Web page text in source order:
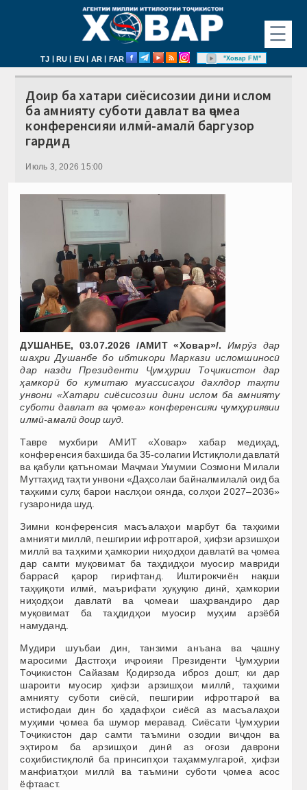
☰
TJ | RU | EN | AR | FAR "Ховар FM"
Доир ба хатари сиёсисозии дини ислом
ба амнияту суботи давлат ва ҷомеа
конференсияи илмӣ-амалӣ баргузор
гардид
Июль 3, 2026 15:00
ДУШАНБЕ, 03.07.2026 /АМИТ «Ховар»/.
Имрӯз дар
шаҳри Душанбе бо ибтикори Маркази исломшиносӣ
дар назди Президенти Ҷумҳурии Тоҷикистон дар
ҳамкорӣ бо кумитаю муассисаҳои дахлдор таҳти
унвони «Хатари сиёсисозии дини ислом ба амнияту
суботи давлат ва ҷомеа» конференсияи ҷумҳуриявии
илмӣ-амалӣ доир шуд.
Тавре мухбири АМИТ «Ховар» хабар медиҳад,
конференсия бахшида ба 35-солагии Истиқлоли давлатӣ
ва қабули қатъномаи Маҷмаи Умумии Созмони Милали
Муттаҳид таҳти унвони «Даҳсолаи байналмилалӣ оид ба
таҳкими сулҳ барои наслҳои оянда, солҳои 2027–2036»
гузаронида шуд.
Зимни конференсия масъалаҳои марбут ба таҳкими
амнияти миллӣ, пешгирии ифротгароӣ, ҳифзи арзишҳои
миллӣ ва таҳкими ҳамкории ниҳодҳои давлатӣ ва ҷомеа
дар самти муқовимат ба таҳдидҳои муосир мавриди
баррасӣ қарор гирифтанд. Иштирокчиён нақши
таҳқиқоти илмӣ, маърифати ҳуқуқию динӣ, ҳамкории
ниҳодҳои давлатӣ ва ҷомеаи шаҳрвандиро дар
муқовимат ба таҳдидҳои муосир муҳим арзёбӣ
намуданд.
Мудири шуъбаи дин, танзими анъана ва ҷашну
маросими Дастгоҳи иҷроияи Президенти Ҷумҳурии
Тоҷикистон Сайазам Қодирзода иброз дошт, ки дар
шароити муосир ҳифзи арзишҳои миллӣ, таҳкими
амнияту суботи сиёсӣ, пешгирии ифротгароӣ ва
истифодаи дин бо ҳадафҳои сиёсӣ аз масъалаҳои
муҳими ҷомеа ба шумор меравад. Сиёсати Ҷумҳурии
Тоҷикистон дар самти таъмини озодии виҷдон ва
эҳтиром ба арзишҳои динӣ аз оғози даврони
соҳибистиқлолӣ ба принсипҳои таҳаммулгароӣ, ҳифзи
манфиатҳои миллӣ ва таъмини суботи ҷомеа асос
ёфтааст.